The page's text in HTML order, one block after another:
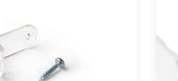
Nimi
Sähköposti